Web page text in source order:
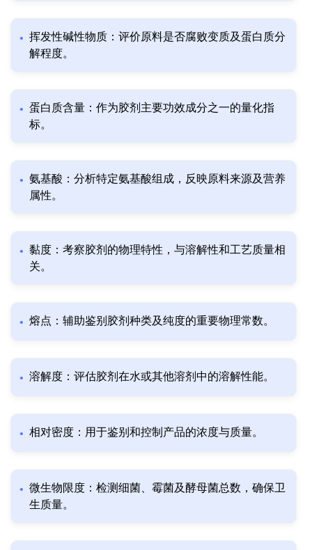
挥发性碱性物质：评价原料是否腐败变质及蛋白质分
解程度。
蛋白质含量：作为胶剂主要功效成分之一的量化指
标。
氨基酸：分析特定氨基酸组成，反映原料来源及营养
属性。
黏度：考察胶剂的物理特性，与溶解性和工艺质量相
关。
熔点：辅助鉴别胶剂种类及纯度的重要物理常数。
溶解度：评估胶剂在水或其他溶剂中的溶解性能。
相对密度：用于鉴别和控制产品的浓度与质量。
微生物限度：检测细菌、霉菌及酵母菌总数，确保卫
生质量。